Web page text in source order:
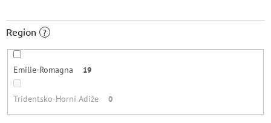
Region ?
Emilie-Romagna 19
Tridentsko-Horní Adiže 0